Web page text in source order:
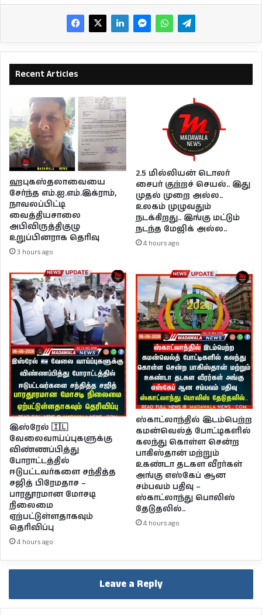
Recent Articles
ஹபுகஸ்தலாவையை
சேர்ந்த எம்.ஐ.எம்.இக்ராம்,
நாவலப்பிட்டி
வைத்தியசாலை
அபிவிருத்திகுழு
உறுப்பினராக தெரிவு
3 hours ago
2.5 மில்லியன் டொலர்
சைபர் குற்றச் செயல்.. இது
முதல் முறை அல்ல..
உலகம் முழுவதும்
நடக்கிறது.. இங்கு மட்டும்
நடந்த மேஜிக் அல்ல..
4 hours ago
இஸ்ரேல் 🇮🇱
வேலைவாய்ப்புகளுக்கு
விண்ணப்பித்து
போராட்டத்தில்
ஈடுபட்டவர்களை சந்தித்த
சஜித் பிரேமதாச –
பாரதூரமான மோசடி
நிலைமை
ஏற்பட்டுள்ளதாகவும்
தெரிவிப்பு
4 hours ago
ஸ்காட்லாந்தில் இடம்பெற்ற
கமன்வெல்த் போட்டிகளில்
கலந்து கொள்ள சென்ற
பாகிஸ்தான் மற்றும்
உகண்டா தடகள வீரர்கள்
அங்கு எஸ்கேப் ஆன
சம்பவம் பதிவு –
ஸ்காட்லாந்து பொலிஸ்
தேடுதலில்..
4 hours ago
Leave a Reply